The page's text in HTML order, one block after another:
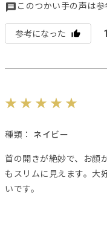
このつかい手の声は参
参考になった 1
種類： ネイビー
首の開きが絶妙で、お顔
もスリムに見えます。大
いです。